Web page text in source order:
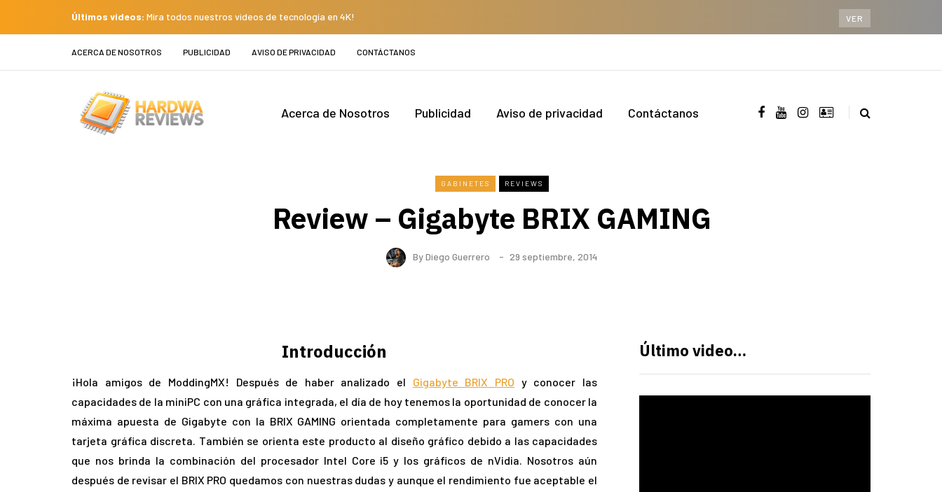
Últimos videos: Mira todos nuestros videos de tecnología en 4K! VER
ACERCA DE NOSOTROS PUBLICIDAD AVISO DE PRIVACIDAD CONTÁCTANOS
Acerca de Nosotros Publicidad Aviso de privacidad Contáctanos
GABINETES REVIEWS
Review – Gigabyte BRIX GAMING
ByDiego Guerrero 29 septiembre, 2014
Introducción
¡Hola amigos de ModdingMX! Después de haber analizado el Gigabyte BRIX PRO y conocer las
capacidades de la miniPC con una gráfica integrada, el día de hoy tenemos la oportunidad de conocer la
máxima apuesta de Gigabyte con la BRIX GAMING orientada completamente para gamers con una
tarjeta gráfica discreta. También se orienta este producto al diseño gráfico debido a las capacidades
que nos brinda la combinación del procesador Intel Core i5 y los gráficos de nVidia. Nosotros aún
después de revisar el BRIX PRO quedamos con nuestras dudas y aunque el rendimiento fue aceptable el
Último video…